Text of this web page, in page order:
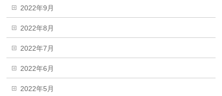
2022年9月
2022年8月
2022年7月
2022年6月
2022年5月